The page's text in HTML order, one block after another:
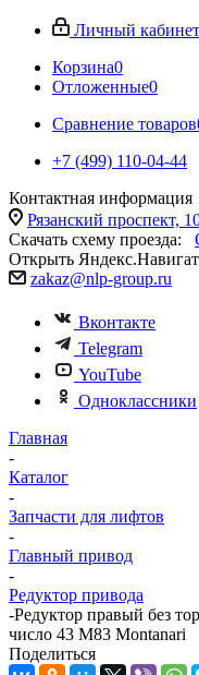
Личный кабинет
Корзина0
Отложенные0
Сравнение товаров
+7 (499) 110-04-44
Контактная информация
Рязанский проспект,
Скачать схему проезда:
Открыть
zakaz@nlp-group.ru
Вконтакте
Telegram
YouTube
Одноклассники
Главная
-
Каталог
-
Запчасти для лифтов
-
Главный привод
-
Редуктор привода
-Редуктор правый без
число 43 M83 Montanari
Поделиться